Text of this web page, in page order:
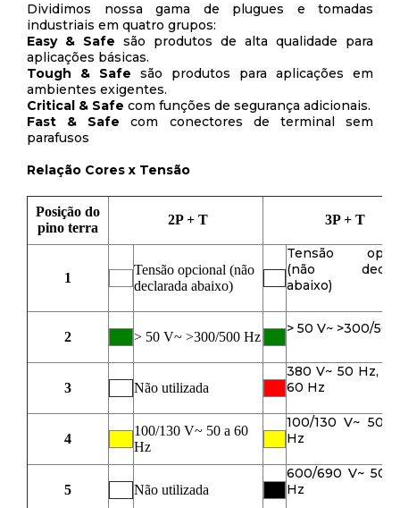
Dividimos nossa gama de plugues e tomadas
industriais em quatro grupos:
Easy & Safe são produtos de alta qualidade para
aplicações básicas.
Tough & Safe são produtos para aplicações em
ambientes exigentes.
Critical & Safe com funções de segurança adicionais.
Fast & Safecom conectores de terminal sem
parafusos
Relação Cores x Tensão
Posição do
pino terra
2P + T 3P + T
1
Tensão opcional (não
declarada abaixo)
Tensão
(não
abaixo)
2 > 50 V~ >300/500 Hz
> 50 V~ >300/
3 Não utilizada
380 V~ 50 Hz,
60 Hz
4
100/130 V~ 50 a 60
Hz
100/130 V~ 50
Hz
5 Não utilizada
600/690 V~ 50
Hz